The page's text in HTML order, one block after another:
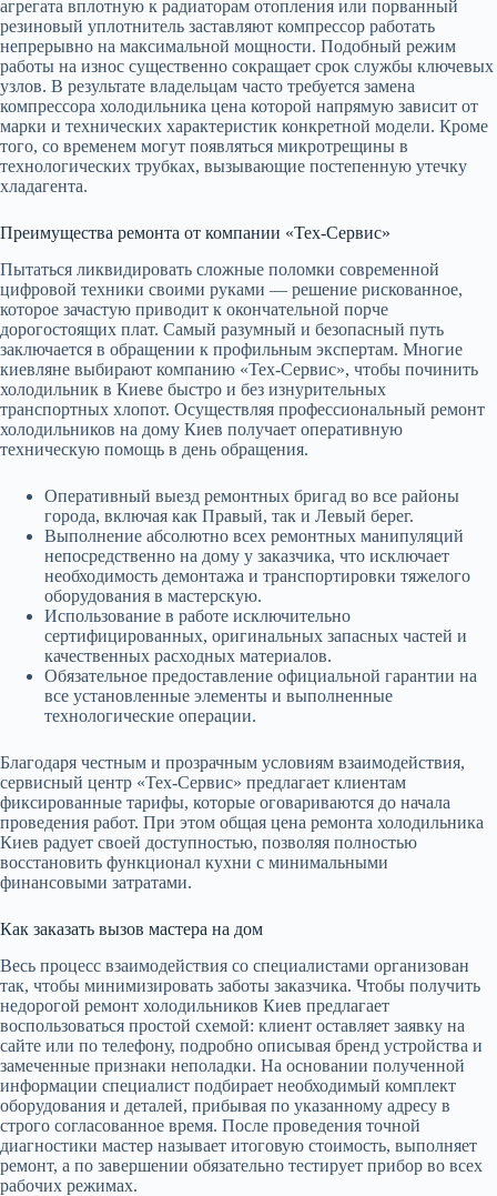
агрегата вплотную к радиаторам отопления или порванный
резиновый уплотнитель заставляют компрессор работать
непрерывно на максимальной мощности. Подобный режим
работы на износ существенно сокращает срок службы ключевых
узлов. В результате владельцам часто требуется замена
компрессора холодильника цена которой напрямую зависит от
марки и технических характеристик конкретной модели. Кроме
того, со временем могут появляться микротрещины в
технологических трубках, вызывающие постепенную утечку
хладагента.
Преимущества ремонта от компании «Тех-Сервис»
Пытаться ликвидировать сложные поломки современной
цифровой техники своими руками — решение рискованное,
которое зачастую приводит к окончательной порче
дорогостоящих плат. Самый разумный и безопасный путь
заключается в обращении к профильным экспертам. Многие
киевляне выбирают компанию «Тех-Сервис», чтобы починить
холодильник в Киеве быстро и без изнурительных
транспортных хлопот. Осуществляя профессиональный ремонт
холодильников на дому Киев получает оперативную
техническую помощь в день обращения.
Оперативный выезд ремонтных бригад во все районы
города, включая как Правый, так и Левый берег.
Выполнение абсолютно всех ремонтных манипуляций
непосредственно на дому у заказчика, что исключает
необходимость демонтажа и транспортировки тяжелого
оборудования в мастерскую.
Использование в работе исключительно
сертифицированных, оригинальных запасных частей и
качественных расходных материалов.
Обязательное предоставление официальной гарантии на
все установленные элементы и выполненные
технологические операции.
Благодаря честным и прозрачным условиям взаимодействия,
сервисный центр «Тех-Сервис» предлагает клиентам
фиксированные тарифы, которые оговариваются до начала
проведения работ. При этом общая цена ремонта холодильника
Киев радует своей доступностью, позволяя полностью
восстановить функционал кухни с минимальными
финансовыми затратами.
Как заказать вызов мастера на дом
Весь процесс взаимодействия со специалистами организован
так, чтобы минимизировать заботы заказчика. Чтобы получить
недорогой ремонт холодильников Киев предлагает
воспользоваться простой схемой: клиент оставляет заявку на
сайте или по телефону, подробно описывая бренд устройства и
замеченные признаки неполадки. На основании полученной
информации специалист подбирает необходимый комплект
оборудования и деталей, прибывая по указанному адресу в
строго согласованное время. После проведения точной
диагностики мастер называет итоговую стоимость, выполняет
ремонт, а по завершении обязательно тестирует прибор во всех
рабочих режимах.